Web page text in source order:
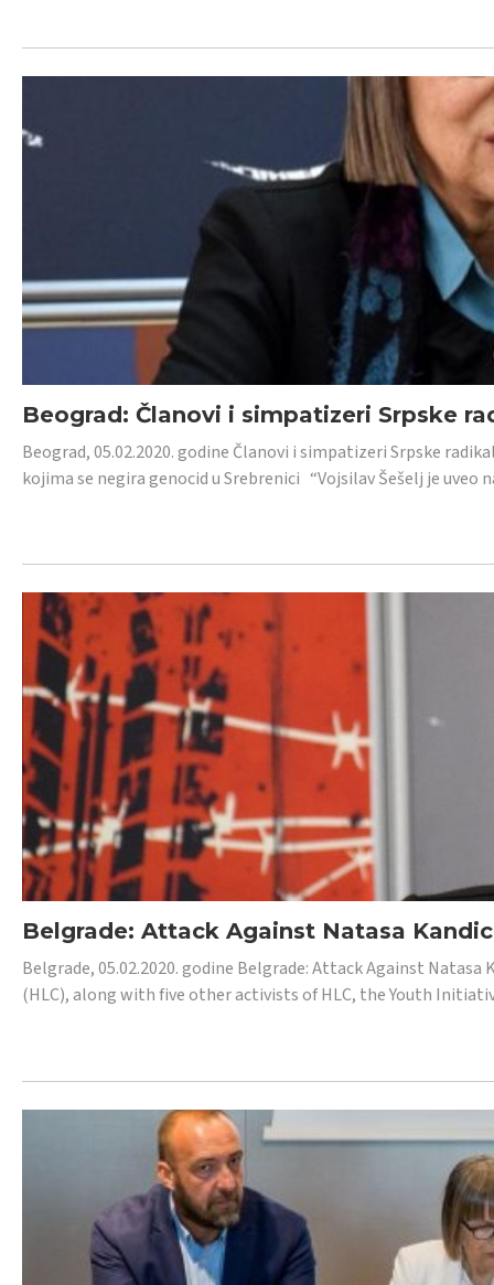
Beograd: Članovi i simpatizeri Srpske
Beograd, 05.02.2020. godine Članovi i simpatizeri Srpske
kojima se negira genocid u Srebrenici “Vojsilav Šešelj je uveo
Belgrade: Attack Against Natasa
Belgrade, 05.02.2020. godine Belgrade: Attack Against
(HLC), along with five other activists of HLC, the Youth